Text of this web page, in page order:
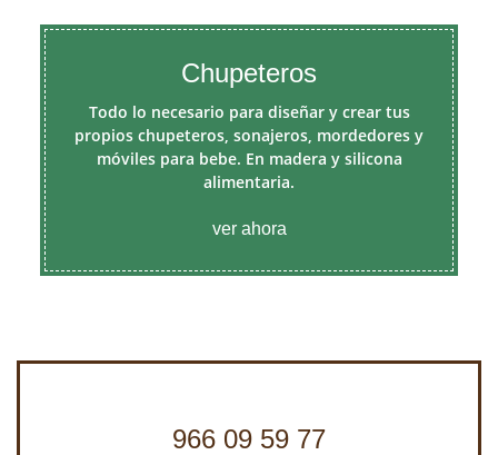
Chupeteros
Todo lo necesario para diseñar y crear tus
propios chupeteros, sonajeros, mordedores y
móviles para bebe. En madera y silicona
alimentaria.
ver ahora
966 09 59 77